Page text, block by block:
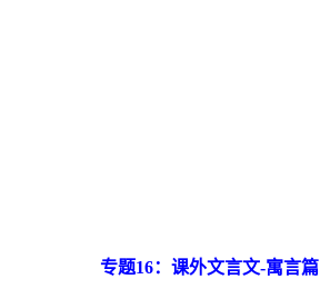
专题16： 课外文言文-寓言篇